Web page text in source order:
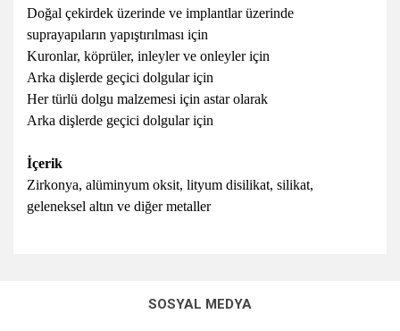
Doğal çekirdek üzerinde ve implantlar üzerinde
suprayapıların yapıştırılması için
Kuronlar, köprüler, inleyler ve onleyler için
Arka dişlerde geçici dolgular için
Her türlü dolgu malzemesi için astar olarak
Arka dişlerde geçici dolgular için
İçerik
Zirkonya, alüminyum oksit, lityum disilikat, silikat,
geleneksel altın ve diğer metaller
SOSYAL MEDYA